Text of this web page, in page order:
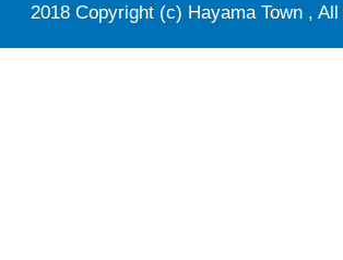
2018 Copyright (c) Hayama Town ,